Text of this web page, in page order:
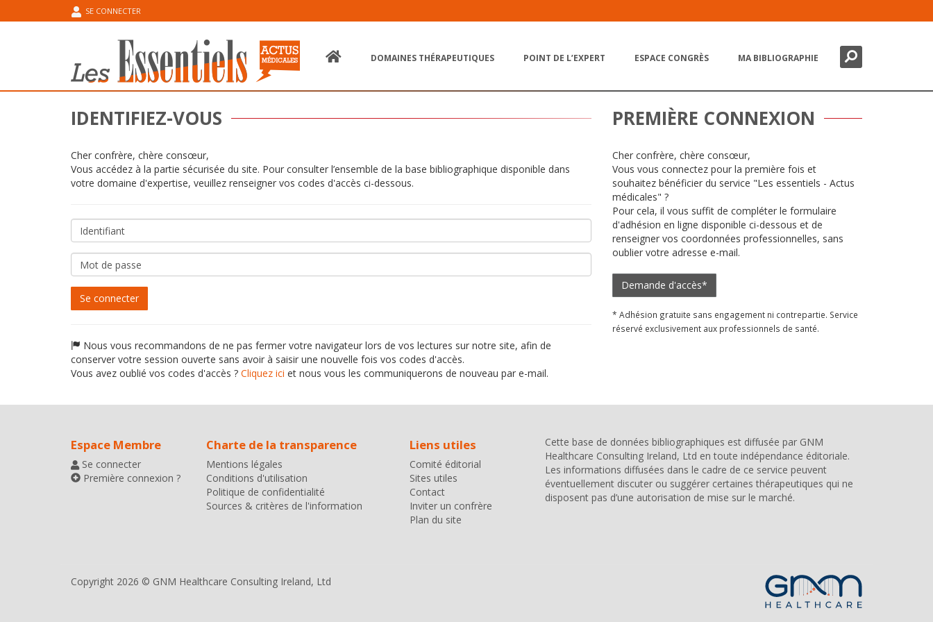
SE CONNECTER
DOMAINES THÉRAPEUTIQUES
POINT DE L’EXPERT ESPACE CONGRÈS MA BIBLIOGRAPHIE
IDENTIFIEZ-VOUS
Cher confrère, chère consœur,
Vous accédez à la partie sécurisée du site. Pour consulter l’ensemble de la base bibliographique disponible dans
votre domaine d'expertise, veuillez renseigner vos codes d'accès ci-dessous.
Identifiant
Mot
de
passe
Se connecter
Nous vous recommandons de ne pas fermer votre navigateur lors de vos lectures sur notre site, afin de
conserver votre session ouverte sans avoir à saisir une nouvelle fois vos codes d'accès.
Vous avez oublié vos codes d'accès ? Cliquez ici et nous vous les communiquerons de nouveau par e-mail.
PREMIÈRE CONNEXION
Cher confrère, chère consœur,
Vous vous connectez pour la première fois et
souhaitez bénéficier du service "Les essentiels - Actus
médicales" ?
Pour cela, il vous suffit de compléter le formulaire
d'adhésion en ligne disponible ci-dessous et de
renseigner vos coordonnées professionnelles, sans
oublier votre adresse e-mail.
Demande d'accès*
* Adhésion gratuite sans engagement ni contrepartie. Service
réservé exclusivement aux professionnels de santé.
Espace Membre
Se connecter
Première connexion ?
Charte de la transparence
Mentions légales
Conditions d'utilisation
Politique de confidentialité
Sources & critères de l'information
Liens utiles
Comité éditorial
Sites utiles
Contact
Inviter un confrère
Plan du site
Cette base de données bibliographiques est diffusée par GNM
Healthcare Consulting Ireland, Ltd en toute indépendance éditoriale.
Les informations diffusées dans le cadre de ce service peuvent
éventuellement discuter ou suggérer certaines thérapeutiques qui ne
disposent pas d’une autorisation de mise sur le marché.
Copyright 2026 © GNM Healthcare Consulting Ireland, Ltd